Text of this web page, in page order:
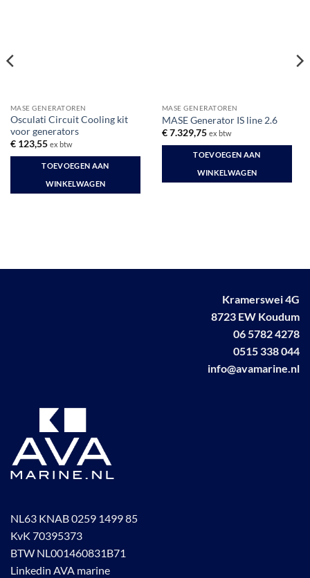
MASE GENERATOREN
Osculati Circuit Cooling kit
voor generators
€123,55 ex btw
TOEVOEGEN AAN
WINKELWAGEN
MASE GENERATOREN
MASE Generator IS line 2.6
€7.329,75 ex btw
TOEVOEGEN AAN
WINKELWAGEN
Kramerswei 4G
8723 EW Koudum
06 5782 4278
0515 338 044
info@avamarine.nl
NL63 KNAB 0259 1499 85
KvK 70395373
BTW NL001460831B71
Linkedin AVA marine